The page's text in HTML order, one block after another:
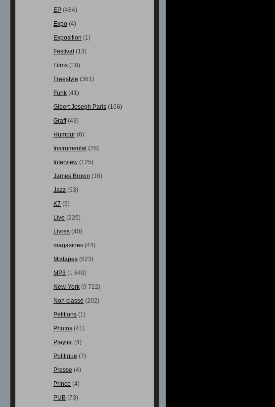
EP (484)
Expo (4)
Exposition (1)
Festival (13)
Films (18)
Freestyle (361)
Funk (41)
Gibert Joseph Paris (166)
Graff(43)
Humour (6)
Instrumental (28)
Interview (125)
James Brown (16)
Jazz (53)
K7 (9)
Live (226)
Livres (40)
magasines (44)
Mixtapes (623)
MP3 (1 849)
New-York (9 722)
Non classé (202)
Petitions (1)
Photos (41)
Playlist(4)
Politique (7)
Presse (4)
Prince (4)
PUB (73)